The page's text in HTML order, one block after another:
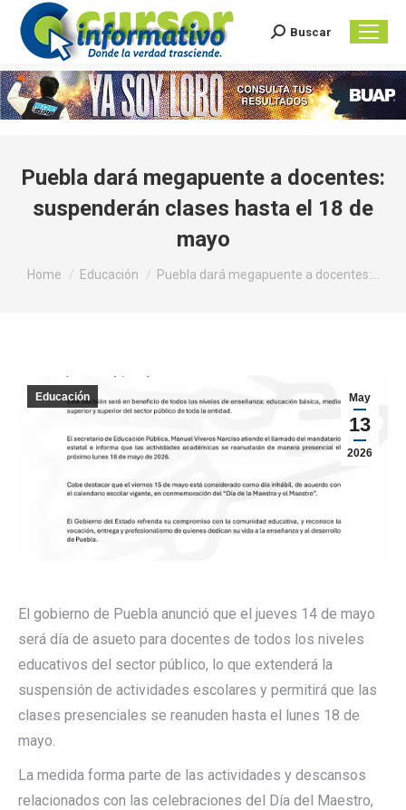
Search:
Buscar
Puebla dará megapuente a docentes:
suspenderán clases hasta el 18 de
mayo
You are here:
Home Educación Puebla dará megapuente a docentes:…
May
13
2026
Educación
El gobierno de Puebla anunció que el jueves 14 de mayo
será día de asueto para docentes de todos los niveles
educativos del sector público, lo que extenderá la
suspensión de actividades escolares y permitirá que las
clases presenciales se reanuden hasta el lunes 18 de
mayo.
La medida forma parte de las actividades y descansos
relacionados con las celebraciones del Día del Maestro,